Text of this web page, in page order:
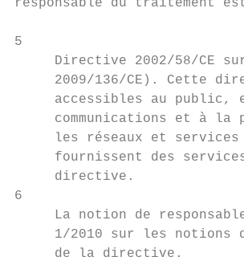
responsable du traitement
5
Directive 2002/58/CE
2009/136/CE). Cette
accessibles au public,
communications et à la
les réseaux et
fournissent des
     directive.
6
La notion de
1/2010 sur les notions
     de la directive.